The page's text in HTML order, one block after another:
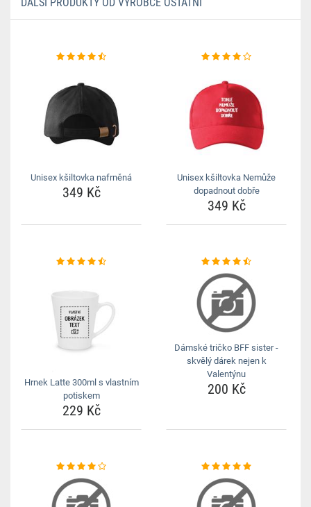
Unisex kšiltovka nafrněná
349 Kč
Unisex kšiltovka Nemůže
dopadnout dobře
349 Kč
Hrnek Latte 300ml s vlastním
potiskem
229 Kč
Dámské tričko BFF sister -
skvělý dárek nejen k
Valentýnu
200 Kč